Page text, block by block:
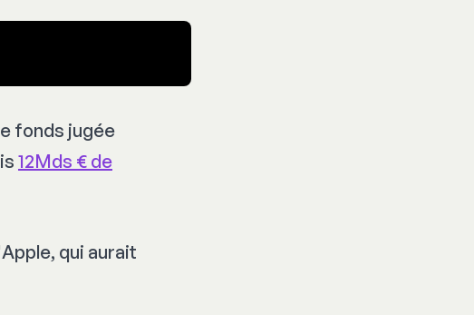
fonds jugée
12Mds € de
qui aurait